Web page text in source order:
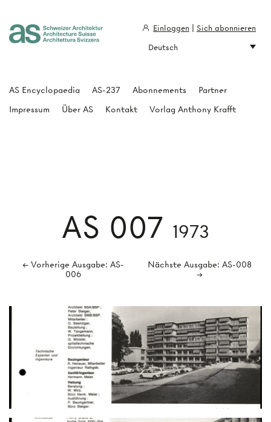
AS 007 1973
← Vorherige Ausgabe: AS-
006
Nächste Ausgabe: AS-008
→
AS Encyclopaedia AS-237 Abonnements
Partner
Impressum
Über AS Kontakt Vorlag Anthony Krafft
Einloggen
Sich abonnieren
Deutsch